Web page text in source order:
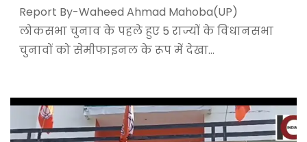
Report By-Waheed Ahmad Mahoba(UP)
लोकसभा चुनाव के पहले हुए 5 राज्यों के विधानसभा
चुनावों को सेमीफाइनल के रूप में देखा…